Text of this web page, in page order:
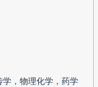
，物理化学，药学